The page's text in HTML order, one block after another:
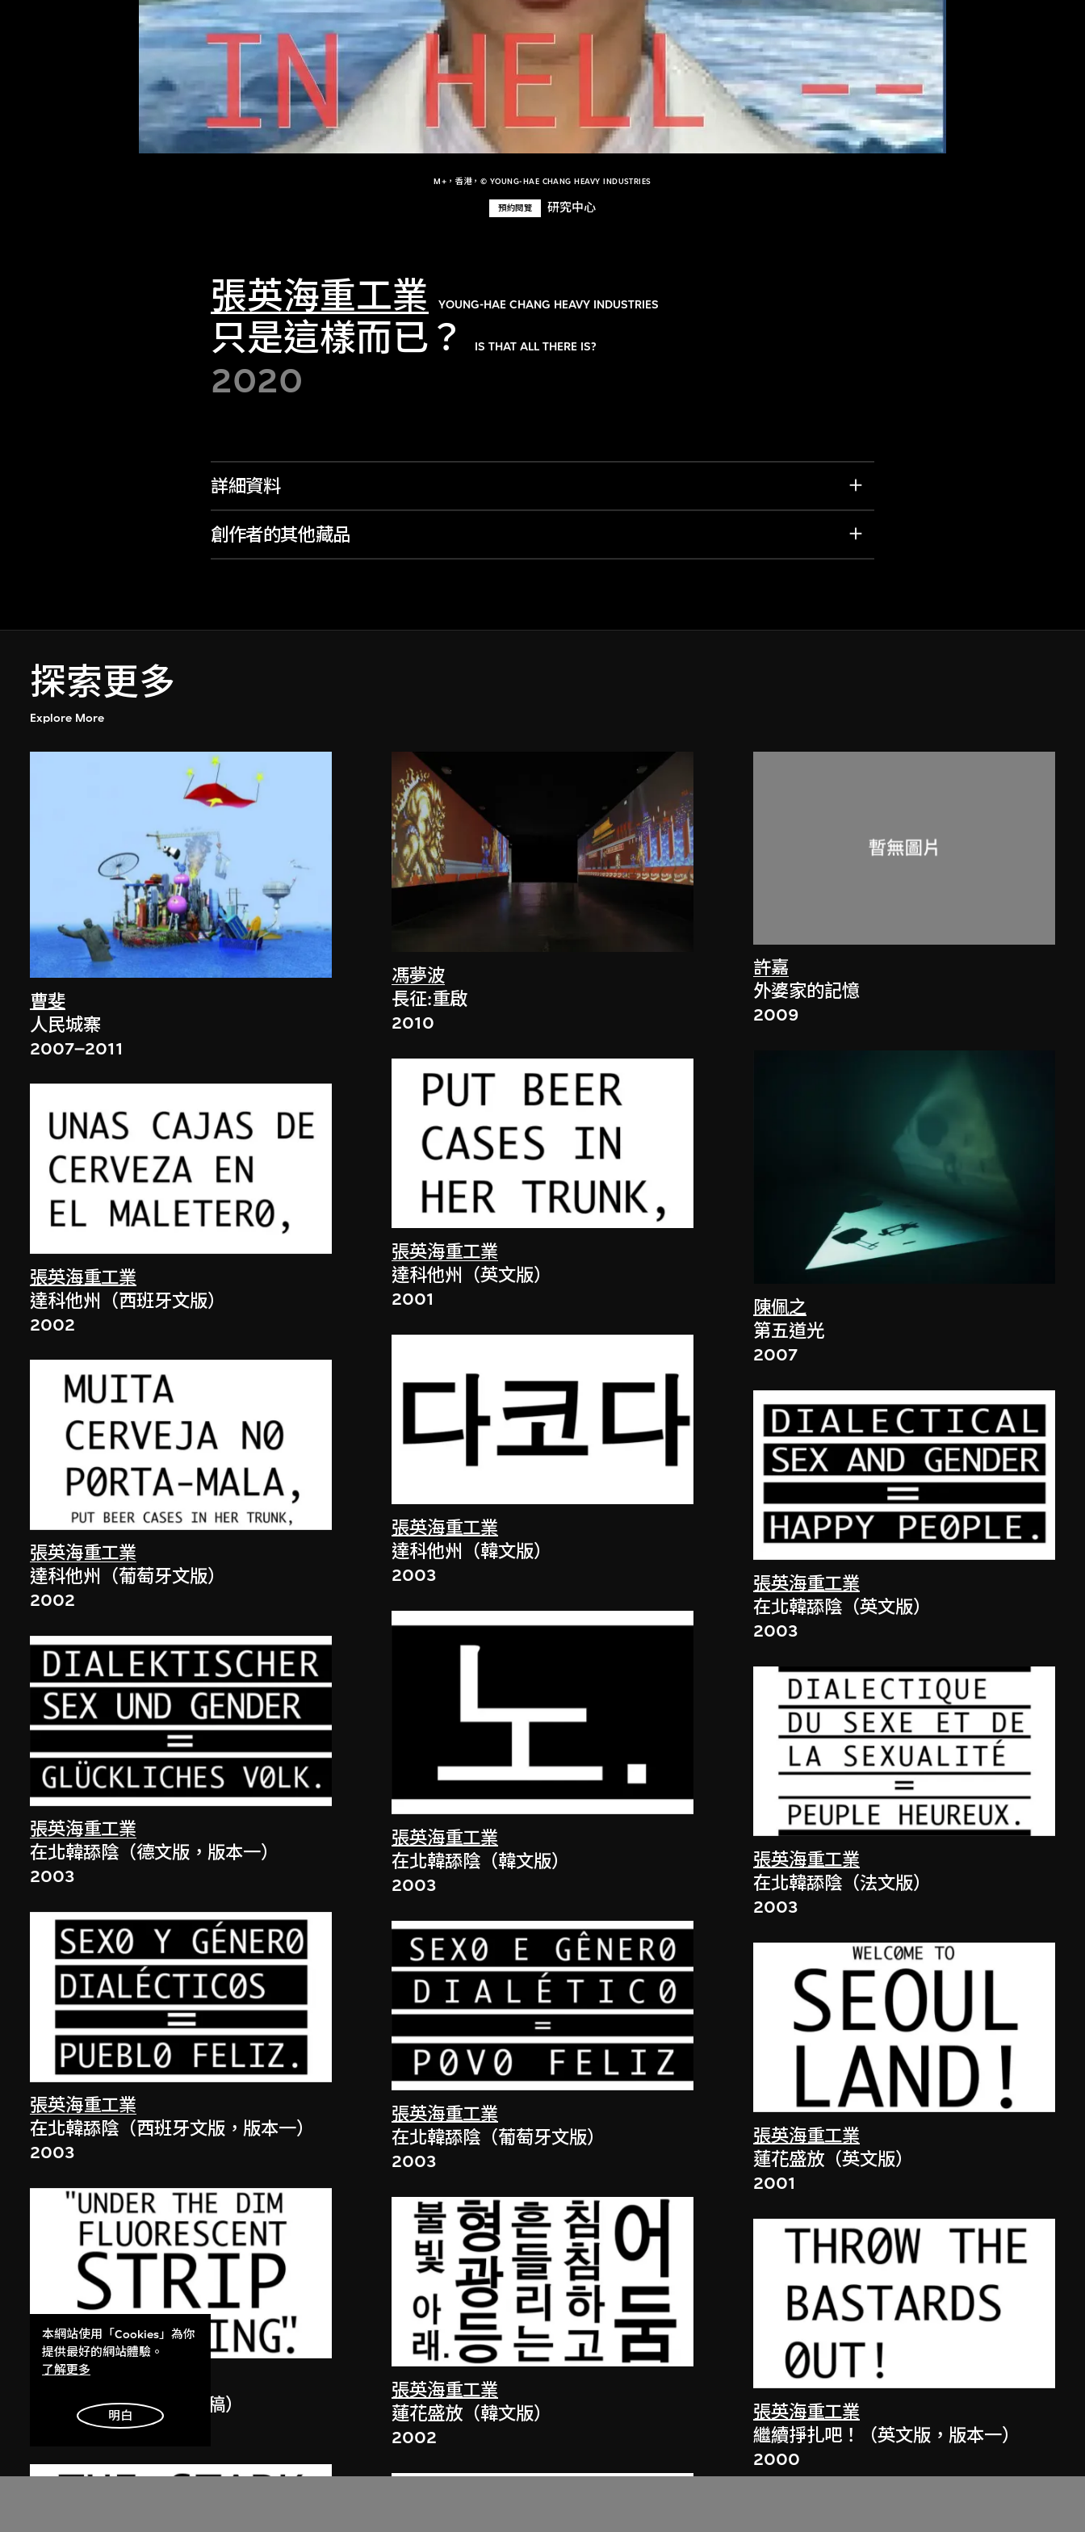
M+，香港，© YOUNG-HAE CHANG HEAVY INDUSTRIES
預約閱覽 研究中心
張英海重工業 YOUNG-HAE CHANG HEAVY INDUSTRIES
只是這樣而已？ IS THAT ALL THERE IS?
2020
詳細資料
創作者的其他藏品
探索更多
Explore More
曹斐
人民城寨
2007–2011
張英海重工業
達科他州（西班牙文版）
2002
張英海重工業
達科他州（葡萄牙文版）
2002
張英海重工業
在北韓舔陰（德文版，版本一）
2003
張英海重工業
在北韓舔陰（西班牙文版，版本一）
2003
張英海重工業
蓮花盛放（英文版，草稿）
馮夢波
長征:重啟
2010
張英海重工業
達科他州（英文版）
2001
張英海重工業
達科他州（韓文版）
2003
張英海重工業
在北韓舔陰（韓文版）
2003
張英海重工業
在北韓舔陰（葡萄牙文版）
2003
張英海重工業
蓮花盛放（韓文版）
2002
許嘉
外婆家的記憶
2009
陳佩之
第五道光
2007
張英海重工業
在北韓舔陰（英文版）
2003
張英海重工業
在北韓舔陰（法文版）
2003
張英海重工業
蓮花盛放（英文版）
2001
張英海重工業
繼續掙扎吧！（英文版，版本一）
2000
本網站使用「Cookies」為你
提供最好的網站體驗。
了解更多
明白